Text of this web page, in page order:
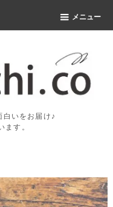
メニュー
白いをお届け♪
ます。